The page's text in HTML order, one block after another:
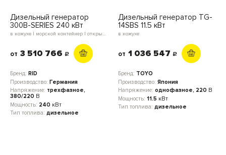
Дизельный генератор
300B-SERIES 240 кВт
в кожухе | морской контейнер | открытое исполнение | блок-контейнер
от 3 510 766 c
Бренд: RID
Производство: Германия
Напряжение: трехфазное,
380/220 В
Мощность: 240 кВт
Тип топлива: дизельное
Дизельный генератор TG-
14SBS 11.5 кВт
в кожухе
от 1 036 547 c
Бренд: TOYO
Производство: Япония
Напряжение: однофазное, 220 В
Мощность: 11.5 кВт
Тип топлива: дизельное